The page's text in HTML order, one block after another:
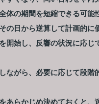
の期間を短縮できる可能
の日から逆算して計画的に
開始し、反響の状況に応
ながら、必要に応じて段
あらかじめ決めておくと